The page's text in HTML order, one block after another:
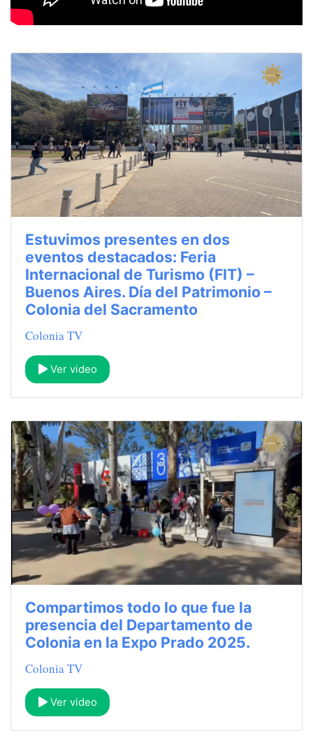
Estuvimos presentes en dos
eventos destacados: Feria
Internacional de Turismo (FIT) –
Buenos Aires. Día del Patrimonio –
Colonia del Sacramento
Colonia TV
Ver video
Compartimos todo lo que fue la
presencia del Departamento de
Colonia en la Expo Prado 2025.
Colonia TV
Ver video